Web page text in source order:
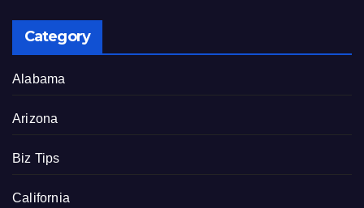
Category
Alabama
Arizona
Biz Tips
California